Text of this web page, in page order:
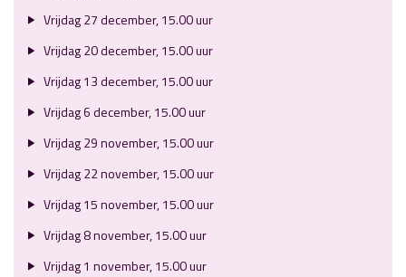
Vrijdag 27 december, 15.00 uur
Vrijdag 20 december, 15.00 uur
Vrijdag 13 december, 15.00 uur
Vrijdag 6 december, 15.00 uur
Vrijdag 29 november, 15.00 uur
Vrijdag 22 november, 15.00 uur
Vrijdag 15 november, 15.00 uur
Vrijdag 8 november, 15.00 uur
Vrijdag 1 november, 15.00 uur